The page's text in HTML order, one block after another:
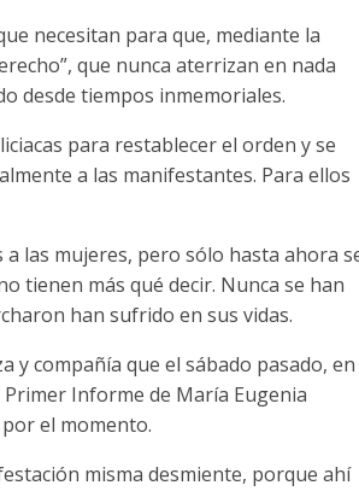
necesitan para que, mediante la
que nunca aterrizan en nada
desde tiempos inmemoriales.
para restablecer el orden y se
a las manifestantes. Para ellos
las mujeres, pero sólo hasta ahora
tienen más qué decir. Nunca se han
han sufrido en sus vidas.
y compañía que el sábado pasado, en
Informe de María Eugenia
el momento.
misma desmiente, porque ahí